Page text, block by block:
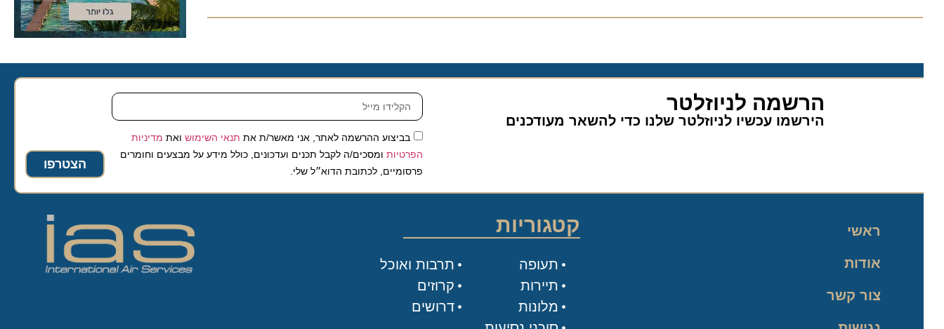
הרשמה לניוזלטר
הירשמו עכשיו לניוזלטר שלנו כדי להשאר מעודכנים
בביצוע ההרשמה לאתר, אני מאשר/ת אתתנאי השימושואת מדיניות
הפרטיותומסכים/ה לקבל תכנים ועדכונים, כולל מידע על מבצעים וחומרים
פרסומיים, לכתובת הדוא״ל שלי.
הצטרפו
ראשי
אודות
צור קשר
קטגוריות
תעופה
תיירות
מלונות
תרבות ואוכל
קרוזים
דרושים